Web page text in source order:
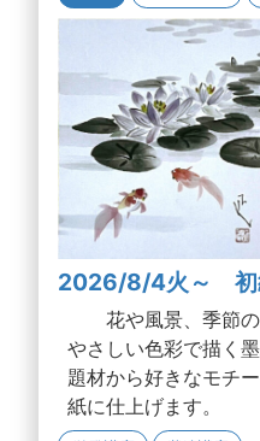
2026/8/4火～ 初
花や風景、季節の
やさしい色彩で描
題材から好きなモチ
紙に仕上げます。